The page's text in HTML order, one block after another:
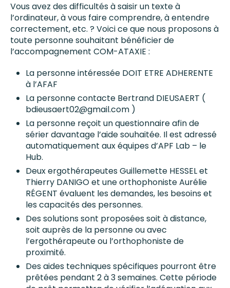
Vous avez des difficultés à saisir un texte à
l’ordinateur, à vous faire comprendre, à entendre
correctement, etc. ? Voici ce que nous proposons à
toute personne souhaitant bénéficier de
l’accompagnement COM-ATAXIE :
La personne intéressée DOIT ETRE ADHERENTE
à l’AFAF
La personne contacte Bertrand DIEUSAERT (
bdieusaert02@gmail.com )
La personne reçoit un questionnaire afin de
sérier davantage l’aide souhaitée. Il est adressé
automatiquement aux équipes d’APF Lab – le
Hub.
Deux ergothérapeutes Guillemette HESSEL et
Thierry DANIGO et une orthophoniste Aurélie
RÉGENT évaluent les demandes, les besoins et
les capacités des personnes.
Des solutions sont proposées soit à distance,
soit auprès de la personne ou avec
l’ergothérapeute ou l’orthophoniste de
proximité.
Des aides techniques spécifiques pourront être
prêtées pendant 2 à 3 semaines. Cette période